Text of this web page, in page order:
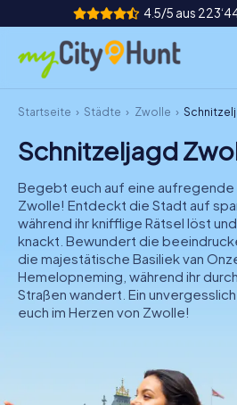
4.5/5 aus
So funktioniert's
Städte
Touren
Teamevent
Tickets
NL
Startseite Städte Zwolle
Schnitzeljagd
Begebt euch auf eine aufregende
Zwolle! Entdeckt die Stadt auf
während ihr knifflige Rätsel löst
knackt. Bewundert die
die majestätische Basiliek van
Hemelopneming, während ihr
Straßen wandert. Ein
euch im Herzen von Zwolle!